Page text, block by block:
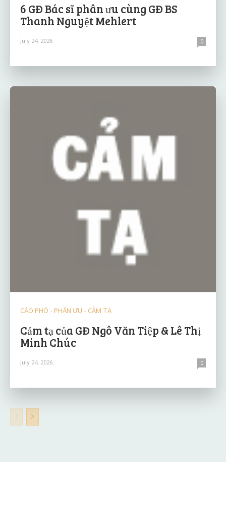
6 GĐ Bác sĩ phân ưu cùng GĐ BS
Thanh Nguyệt Mehlert
July 24, 2026 0
CÁO PHÓ - PHÂN ƯU - CẢM TẠ
Cảm tạ của GĐ Ngô Văn Tiệp & Lê Thị
Minh Chúc
July 24, 2026 0